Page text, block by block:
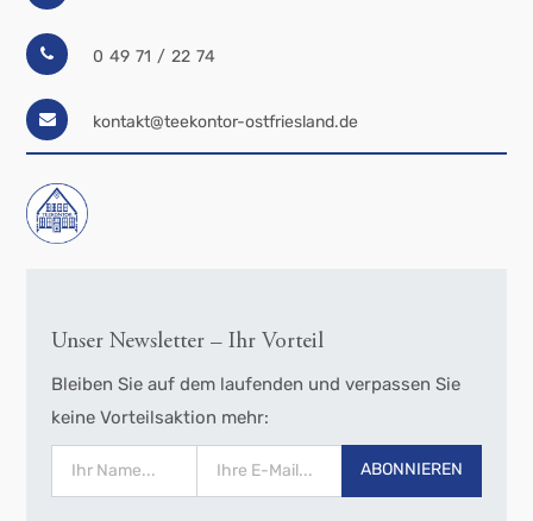
0 49 71 / 22 74
kontakt@teekontor-ostfriesland.de
Unser Newsletter – Ihr Vorteil
Bleiben Sie auf dem laufenden und verpassen Sie
keine Vorteilsaktion mehr:
ABONNIEREN